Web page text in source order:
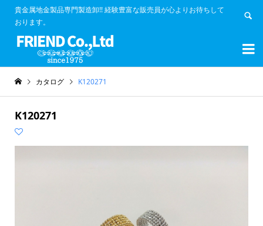
貴金属地金製品専門製造卸!! 経験豊富な販売員が心よりお待ちして
おります。


カタログ K120271
K120271